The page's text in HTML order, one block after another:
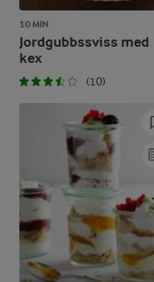
10 MIN
Jordgubbssviss med
kex
(10)